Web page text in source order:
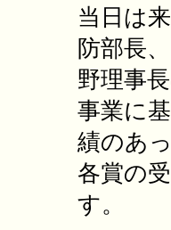
当日は
防部長
野理事
事業に
績のあ
各賞の
す。